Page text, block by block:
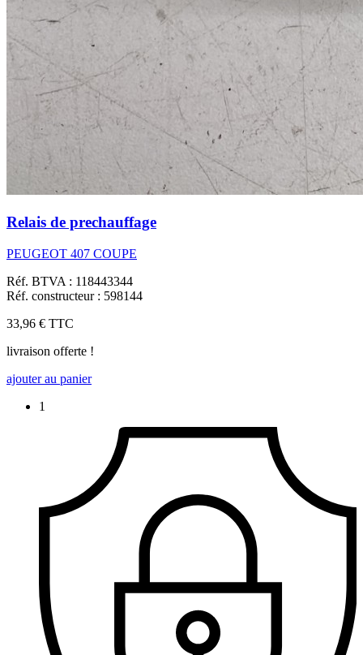
Relais de prechauffage
PEUGEOT 407 COUPE
Réf. BTVA : 118443344
Réf. constructeur : 598144
33,96 € TTC
livraison offerte !
ajouter au panier
1